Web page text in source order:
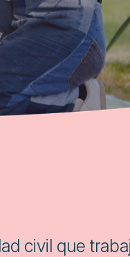
civil que